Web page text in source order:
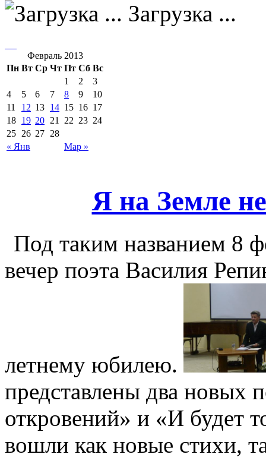
Загрузка ...
Февраль 2013
Пн Вт Ср Чт Пт Сб Вс
« Янв Мар »
1 2
3
4
5 6 7 8 9
10
11
12 13 14 15 16 17
18 19 20 21 22 23 24
25 26 27 28
Я на Земле
Под таким названием 8
вечер поэта Василия
летнему юбилею.
представлены два новых
откровений» и «И будет
вошли как новые стихи,